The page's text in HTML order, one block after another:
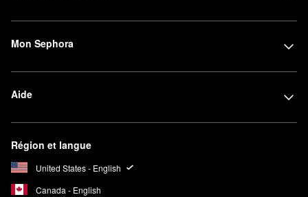
Mon Sephora
Aide
Région et langue
United States - English
Canada - English